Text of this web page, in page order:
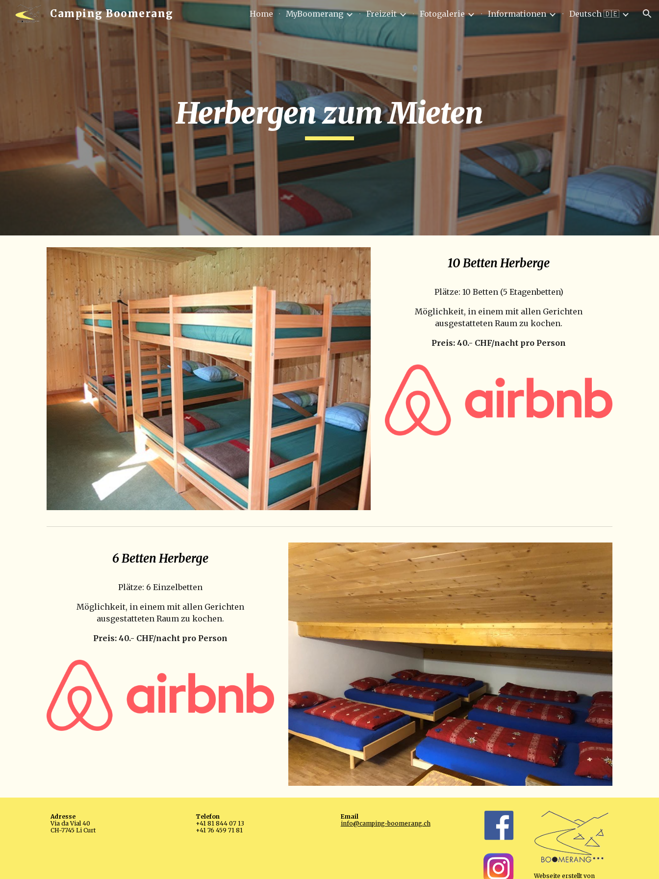
Skip to main content Skip to navigation
Camping Boomerang Home MyBoomerang Freizeit Fotogalerie Informationen Deutsch 🇩🇪
Herbergen zum Mieten
10 Betten Herberge
Plätze: 10 Betten (5 Etagenbetten)
Möglichkeit, in einem mit allen Gerichten
ausgestatteten Raum zu kochen.
Preis: 40.- CHF/nacht pro Person
6 Betten Herberge
Plätze: 6 Einzelbetten
Möglichkeit, in einem mit allen Gerichten
ausgestatteten Raum zu kochen.
Preis: 40.- CHF/nacht pro Person
Adresse
Via da Vial 40
CH-7745 Li Curt
Telefon
+41 81 844 07 13
+41 76 459 71 81
Email
info@camping-boomerang.ch
Webseite erstellt von